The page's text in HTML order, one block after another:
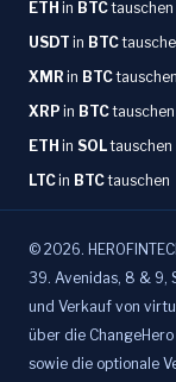
ETH in BTCtauschen
USDT in BTC
XMR in BTCtauschen
XRP in BTCtauschen
ETH in SOLtauschen
LTCin BTCtauschen
© 2026.
39. Avenidas, 8 & 9,
und Verkauf von
über die
sowie die optionale